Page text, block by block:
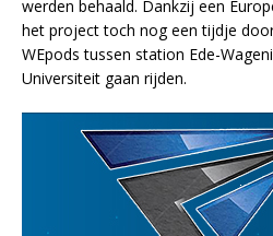
werden behaald. Dankzij een
het project toch nog een tijdje
WEpods tussen station Ede-
Universiteit gaan rijden.